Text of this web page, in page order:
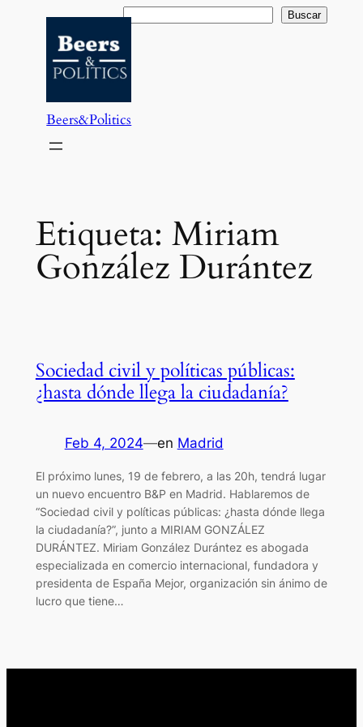
contenido
Buscar Buscar
Beers&Politics
Etiqueta: Miriam
González Durántez
Sociedad civil y políticas públicas:
¿hasta dónde llega la ciudadanía?
Feb 4, 2024—en Madrid
El próximo lunes, 19 de febrero, a las 20h, tendrá lugar
un nuevo encuentro B&P en Madrid. Hablaremos de
“Sociedad civil y políticas públicas: ¿hasta dónde llega
la ciudadanía?”, junto a MIRIAM GONZÁLEZ
DURÁNTEZ. Miriam González Durántez es abogada
especializada en comercio internacional, fundadora y
presidenta de España Mejor, organización sin ánimo de
lucro que tiene…